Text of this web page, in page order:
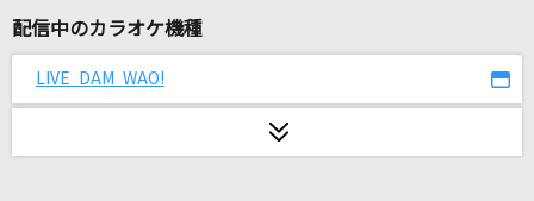
たかがアイラブユー
if
配信中のカラオケ機種
LIVE DAM WAO!